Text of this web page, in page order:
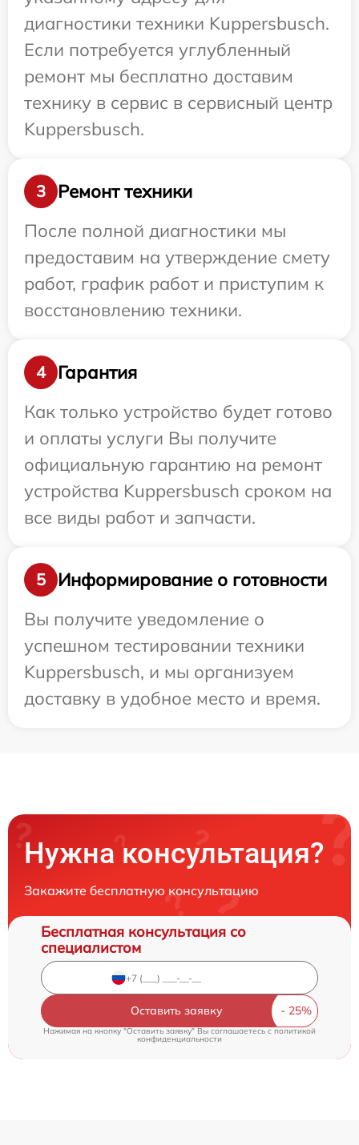
диагностики техники Kuppersbusch.
Если потребуется углубленный
ремонт мы бесплатно доставим
технику в сервис в сервисный центр
Kuppersbusch.
3
Ремонт техники
После полной диагностики мы
предоставим на утверждение смету
работ, график работ и приступим к
восстановлению техники.
4
Гарантия
Как только устройство будет готово
и оплаты услуги Вы получите
официальную гарантию на ремонт
устройства Kuppersbusch сроком на
все виды работ и запчасти.
5
Информирование о готовности
Вы получите уведомление о
успешном тестировании техники
Kuppersbusch, и мы организуем
доставку в удобное место и время.
Нужна консультация?
Закажите бесплатную консультацию
Бесплатная консультация со
специалистом
Оставить заявку
Нажимая на кнопку "Оставить заявку" Вы соглашаетесь c политикой
конфиденциальности